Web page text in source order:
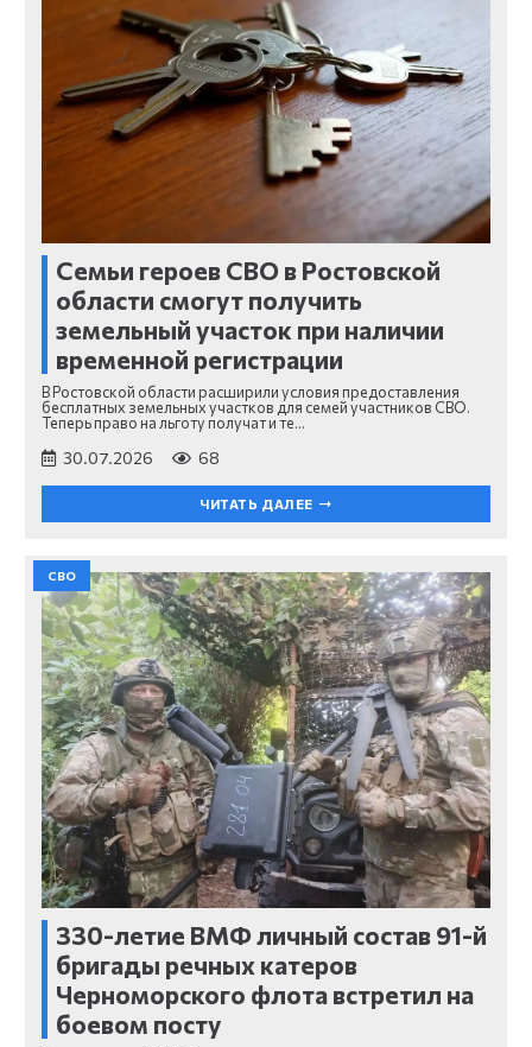
Семьи героев СВО в Ростовской
области смогут получить
земельный участок при наличии
временной регистрации
В Ростовской области расширили условия предоставления
бесплатных земельных участков для семей участников СВО.
Теперь право на льготу получат и те…
30.07.2026 68
ЧИТАТЬ ДАЛЕЕ
СВО
330-летие ВМФ личный состав 91-й
бригады речных катеров
Черноморского флота встретил на
боевом посту